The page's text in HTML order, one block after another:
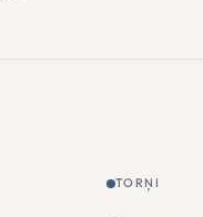
TORŅI